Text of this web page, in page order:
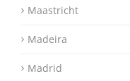
Maastricht
Madeira
Madrid